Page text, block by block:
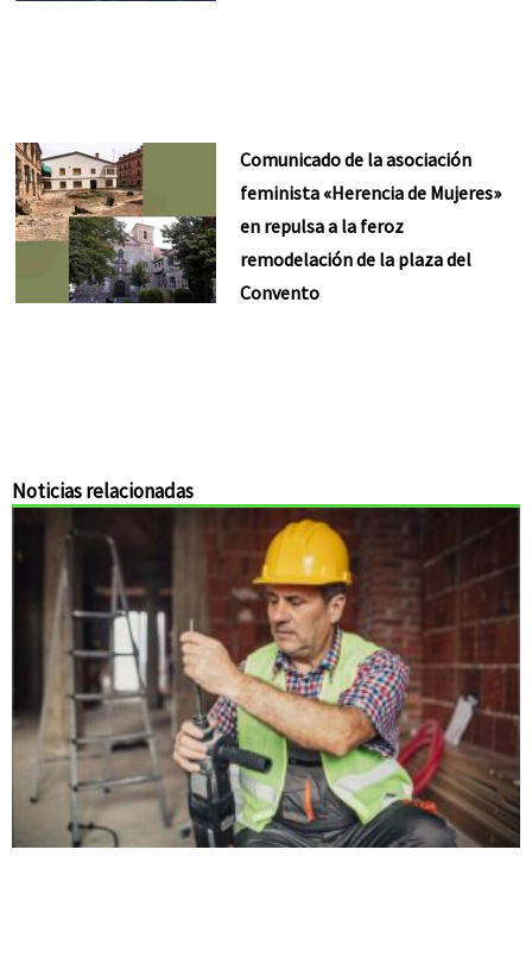
Comunicado de la asociación
feminista «Herencia de Mujeres»
en repulsa a la feroz
remodelación de la plaza del
Convento
Noticias relacionadas